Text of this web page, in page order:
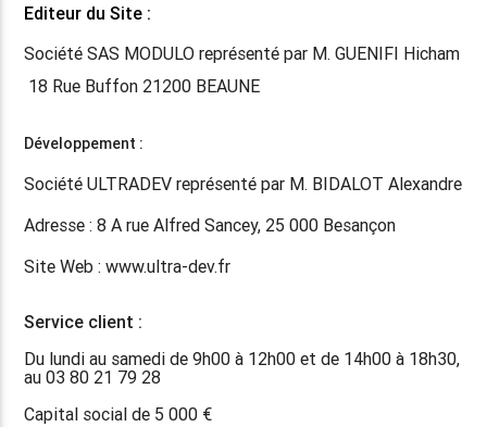
Editeur du Site :
Société SAS MODULO représenté par M. GUENIFI Hicham
18 Rue Buffon 21200 BEAUNE
Développement :
Société ULTRADEV représenté par M. BIDALOT Alexandre
Adresse : 8 A rue Alfred Sancey, 25 000 Besançon
Site Web : www.ultra-dev.fr
Service client :
Du lundi au samedi de 9h00 à 12h00 et de 14h00 à 18h30,
au 03 80 21 79 28
Capital social de 5 000 €